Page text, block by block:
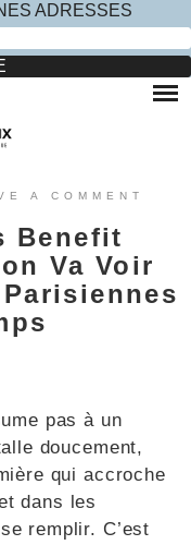
A COMMENT
Benefit
Va Voir
pas à un
doucement,
qui accroche
dans les
remplir. C’est
ADRESSES